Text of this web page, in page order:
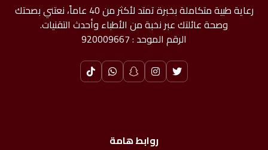
رعاية طبية متكاملة بخبرة تمتد لأكثر من 40 عاماً، نعتني بصحتك
وصحة عائلتك عبر نخبة من الأطباء وأحدث التقنيات.
الرقم الموحد : 920009667
روابط هامة